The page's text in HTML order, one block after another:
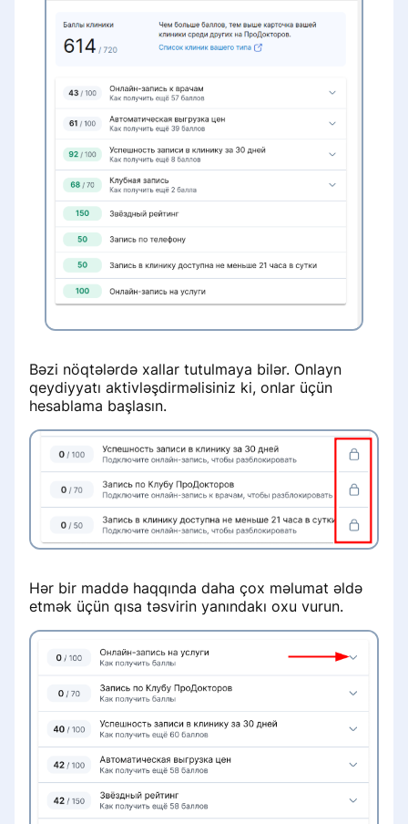
Bəzi nöqtələrdə xallar tutulmaya bilər. Onlayn
qeydiyyatı aktivləşdirməlisiniz ki, onlar üçün
hesablama başlasın.
Hər bir maddə haqqında daha çox məlumat əldə
etmək üçün qısa təsvirin yanındakı oxu vurun.